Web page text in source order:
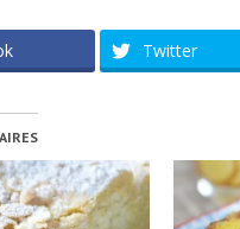
Twitter